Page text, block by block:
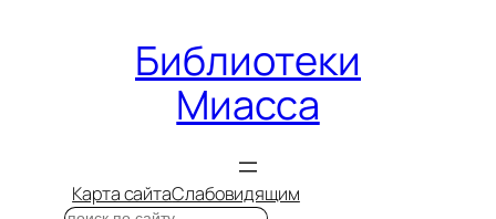
Библиотеки
Миасса
Карта сайтаСлабовидящим
Поиск